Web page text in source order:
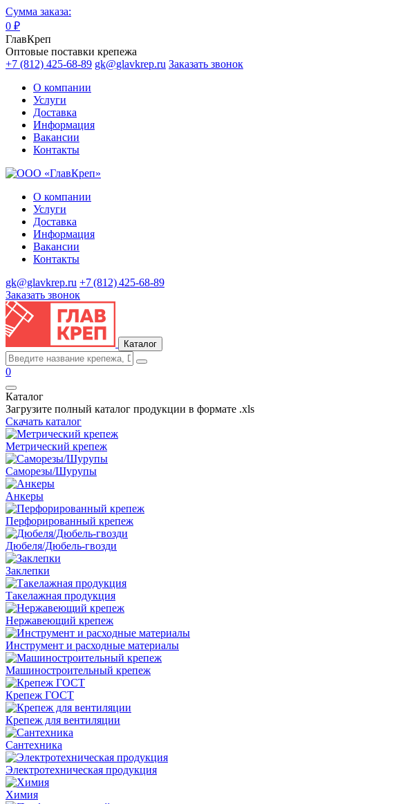
Сумма заказа:
0 ₽
ГлавКреп
Оптовые поставки крепежа
+7 (812) 425-68-89 gk@glavkrep.ru Заказать звонок
О компании
Услуги
Доставка
Информация
Вакансии
Контакты
О компании
Услуги
Доставка
Информация
Вакансии
Контакты
gk@glavkrep.ru +7 (812) 425-68-89
Заказать звонок
Каталог
0
Каталог
Загрузите полный каталог продукции в формате .xls
Скачать каталог
Метрический крепеж
Саморезы/Шурупы
Анкеры
Перфорированный крепеж
Дюбеля/Дюбель-гвозди
Заклепки
Такелажная продукция
Нержавеющий крепеж
Инструмент и расходные материалы
Машиностроительный крепеж
Крепеж ГОСТ
Крепеж для вентиляции
Сантехника
Электротехническая продукция
Химия